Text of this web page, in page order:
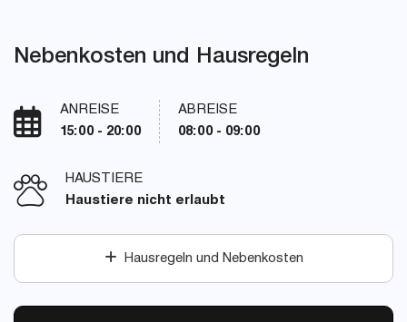
Nebenkosten und Hausregeln
ANREISE
15:00 - 20:00
ABREISE
08:00 - 09:00
HAUSTIERE
Haustiere nicht erlaubt
Hausregeln und Nebenkosten